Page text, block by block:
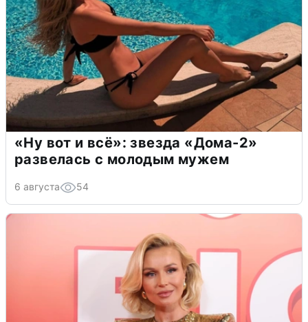
«Ну вот и всё»: звезда «Дома-2»
развелась с молодым мужем
6 августа 54